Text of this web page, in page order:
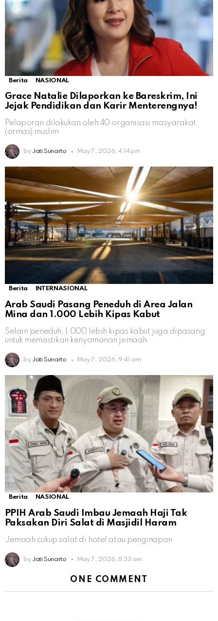
Berita NASIONAL
Grace Natalie Dilaporkan ke Bareskrim, Ini
Jejak Pendidikan dan Karir Menterengnya!
Pelaporan dilakukan oleh 40 organisasi masyarakat
(ormas) muslim
by Jati Sunarto May 7, 2026, 4:14 pm
Berita INTERNASIONAL
Arab Saudi Pasang Peneduh di Area Jalan
Mina dan 1.000 Lebih Kipas Kabut
Selain peneduh, 1.000 lebih kipas kabut juga dipasang
untuk memastikan kenyamanan jemaah
by Jati Sunarto May 7, 2026, 9:41 am
Berita NASIONAL
PPIH Arab Saudi Imbau Jemaah Haji Tak
Paksakan Diri Salat di Masjidil Haram
Jemaah cukup salat di hotel atau penginapan
by Jati Sunarto May 7, 2026, 8:33 am
ONE COMMENT